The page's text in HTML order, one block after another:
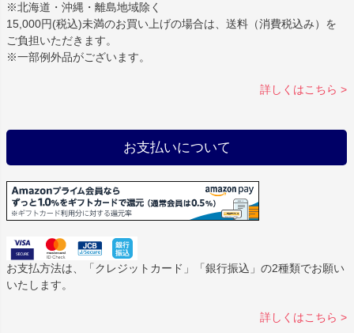
※北海道・沖縄・離島地域除く
15,000円(税込)未満のお買い上げの場合は、送料（消費税込み）を
ご負担いただきます。
※一部例外品がございます。
詳しくはこちら >
お支払いについて
お支払方法は、「クレジットカード」「銀行振込」の2種類でお願い
いたします。
詳しくはこちら >